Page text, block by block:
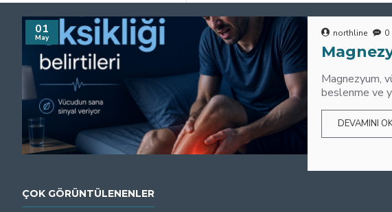
01
May northline 0
Magnezyum,
beslenme ve
DEVAMINI
ÇOK GÖRÜNTÜLENENLER